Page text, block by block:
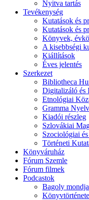
Nyitva tartás
Tevékenység
Kutatások és
Kutatások és
Könyvek,
A kisebbségi
Kiállítások
Éves jelentés
Szerkezet
Bibliotheca
Digitalizáló és
Etnológiai
Gramma
Kiadói részleg
Szlovákiai
Szociológiai
Történeti
Könyváruház
Fórum Szemle
Fórum filmek
Podcastok
Bagoly mondja